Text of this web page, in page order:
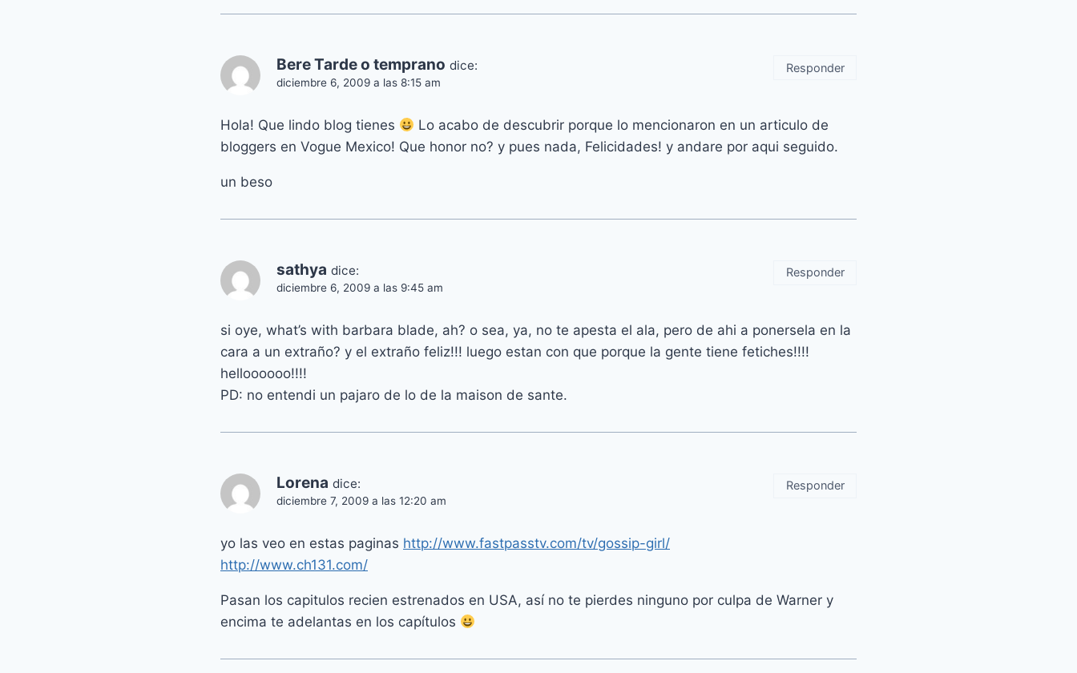
Bere Tarde o temprano dice:
diciembre 6, 2009 a las 8:15 am
Hola! Que lindo blog tienes
Lo acabo de descubrir porque lo mencionaron en un articulo de
bloggers en Vogue Mexico! Que honor no? y pues nada, Felicidades! y andare por aqui seguido.
un beso
Responder
sathya dice:
diciembre 6, 2009 a las 9:45 am
si oye, what’s with barbara blade, ah? o sea, ya, no te apesta el ala, pero de ahi a ponersela en la
cara a un extraño? y el extraño feliz!!! luego estan con que porque la gente tiene fetiches!!!!
helloooooo!!!!
PD: no entendi un pajaro de lo de la maison de sante.
Responder
Lorena dice:
diciembre 7, 2009 a las 12:20 am
yo las veo en estas paginas http://www.fastpasstv.com/tv/gossip-girl/
http://www.ch131.com/
Pasan los capitulos recien estrenados en USA, así no te pierdes ninguno por culpa de Warner y
encima te adelantas en los capítulos
Responder